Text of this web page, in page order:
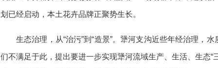
划已经启动，本土花卉品牌正聚势生长。
生态治理，从“治污”到“造景”。犟河支沟近些年经治理，
们不满足于此，提出要进一步实现犟河流域生产、生活、生态“